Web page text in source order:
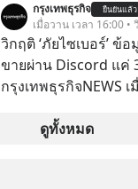
นิวเคลียร์ อัลกอริทึมข
โค่นล้มแชมป์เก่าอย่า
ความฉลาดของ AI ใน
เหมือนกัน? เชื่อหรือไม่ว่า สิ่งเปลี่ยนโลก
ทั้งหมดนี้ ล้วนมีจุดเริ่ม
ทะเลาะกัน” ของนักค
รัสเซียสองคนเมื่อกว่าร้อ
กรุงเทพธุรกิจ ยืนยันแล้ว
วิกฤติ ‘ภัยไซเบอร์’ ข้
ขายผ่าน Discord แค่
กรุงเทพธุรกิจNEWS
ในมือมิจฉาชีพ และถู
ดูทั้งหมด